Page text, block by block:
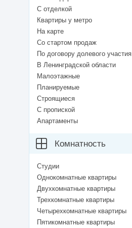
С отделкой
Квартиры у метро
На карте
Со стартом продаж
По договору долевого участия
В Ленинградской области
Малоэтажные
Планируемые
Строящиеся
С пропиской
Апартаменты
Комнатность
Студии
Однокомнатные квартиры
Двухкомнатные квартиры
Трехкомнатные квартиры
Четырехкомнатные квартиры
Пятикомнатные квартиры